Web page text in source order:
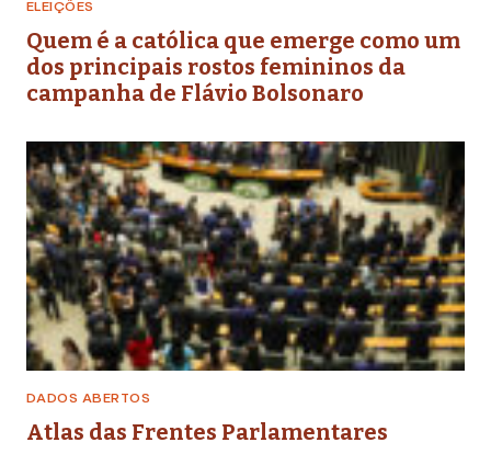
ELEIÇÕES
Quem é a católica que emerge como um
dos principais rostos femininos da
campanha de Flávio Bolsonaro
DADOS ABERTOS
Atlas das Frentes Parlamentares